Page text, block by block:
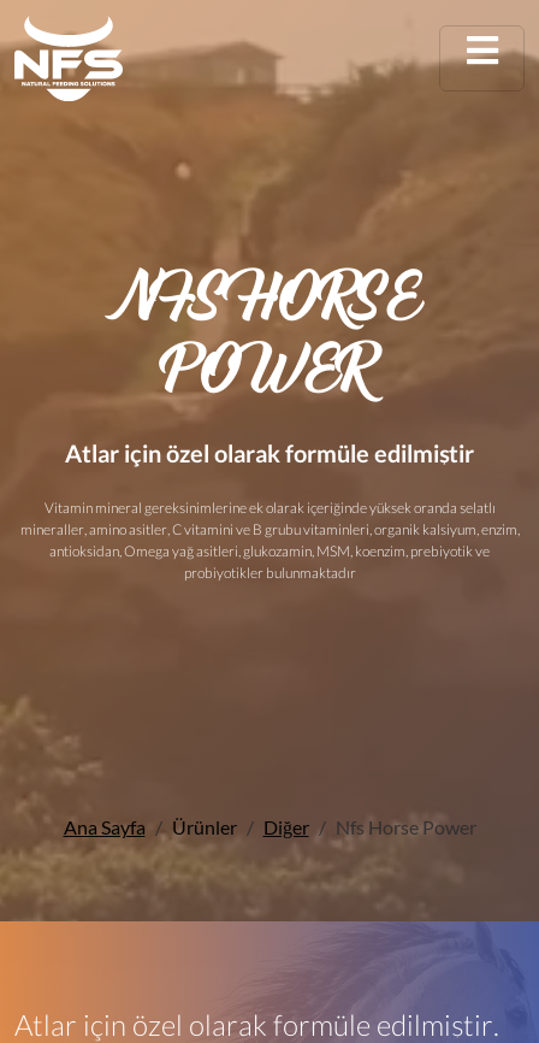
NFS HORSE
POWER
Atlar için özel olarak formüle edilmiştir
Vitamin mineral gereksinimlerine ek olarak içeriğinde yüksek oranda şelatlı
mineraller, amino asitler, C vitamini ve B grubu vitaminleri, organik kalsiyum, enzim,
antioksidan, Omega yağ asitleri, glukozamin, MSM, koenzim, prebiyotik ve
probiyotikler bulunmaktadır
Ana Sayfa Ürünler Diğer Nfs Horse Power
Atlar için özel olarak formüle edilmiştir.